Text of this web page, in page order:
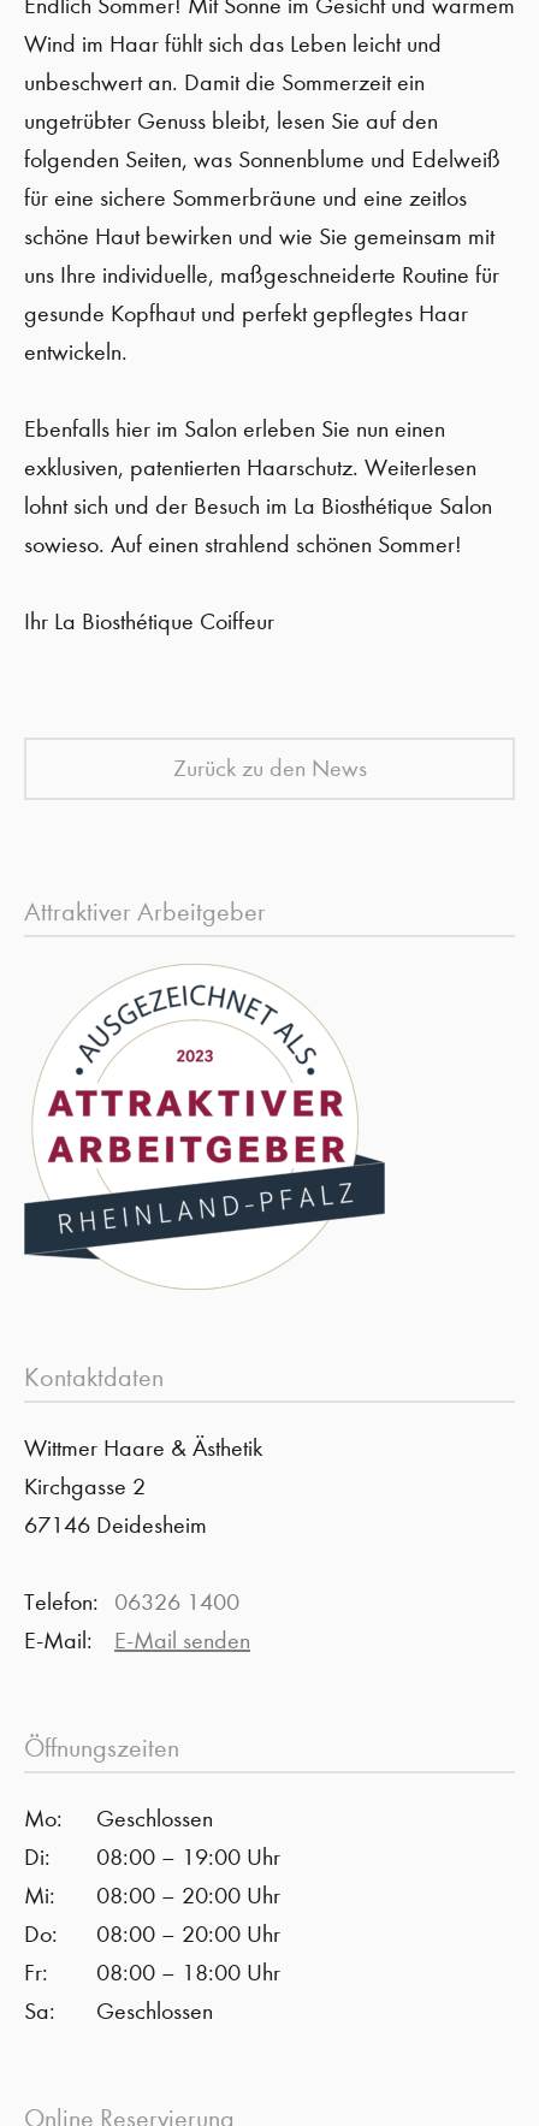
Wind im Haar fühlt sich das Leben leicht und
unbeschwert an. Damit die Sommerzeit ein
ungetrübter Genuss bleibt, lesen Sie auf den
folgenden Seiten, was Sonnenblume und Edelweiß
für eine sichere Sommerbräune und eine zeitlos
schöne Haut bewirken und wie Sie gemeinsam mit
uns Ihre individuelle, maßgeschneiderte Routine für
gesunde Kopfhaut und perfekt gepflegtes Haar
entwickeln.
Ebenfalls hier im Salon erleben Sie nun einen
exklusiven, patentierten Haarschutz. Weiterlesen
lohnt sich und der Besuch im La Biosthétique Salon
sowieso. Auf einen strahlend schönen Sommer!
Ihr La Biosthétique Coiffeur
Zurück zu den News
Attraktiver Arbeitgeber
Kontaktdaten
Wittmer Haare & Ästhetik
Kirchgasse 2
67146 Deidesheim
Telefon:
06326 1400
E-Mail:
E-Mail senden
Öffnungszeiten
Mo:
Geschlossen
Di:
08:00 – 19:00 Uhr
Mi:
08:00 – 20:00 Uhr
Do:
08:00 – 20:00 Uhr
Fr:
08:00 – 18:00 Uhr
Sa:
Geschlossen
Online Reservierung